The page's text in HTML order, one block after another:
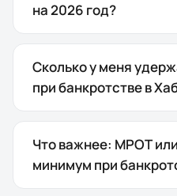
на 2026 год?
Сколько у меня
при банкротстве в
Что важнее: МРОТ
минимум при